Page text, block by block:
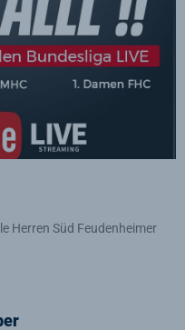
Herren Süd Feudenheimer